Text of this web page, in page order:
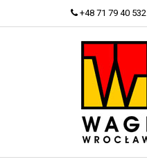
+48 71 79 40 532